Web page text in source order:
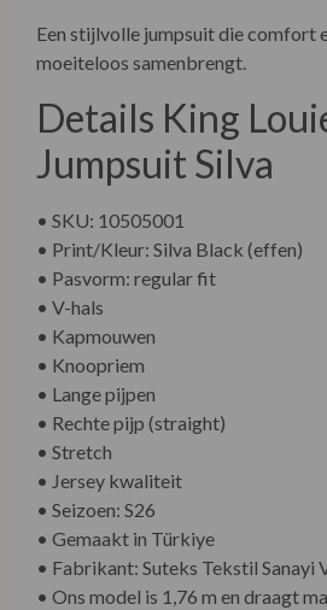
Een stijlvolle jumpsuit die comfort
moeiteloos samenbrengt.
Details King
Jumpsuit Silva
• SKU: 10505001
• Print/Kleur: Silva Black (effen)
• Pasvorm: regular fit
• V-hals
• Kapmouwen
• Knoopriem
• Lange pijpen
• Rechte pijp (straight)
• Stretch
• Jersey kwaliteit
• Seizoen: S26
• Gemaakt in Türkiye
• Fabrikant: Suteks Tekstil Sanayi
• Ons model is 1,76 m en draagt